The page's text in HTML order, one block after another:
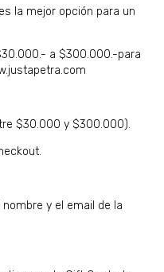
la mejor opción para un
a $300.000.-para
$30.000 y $300.000).
y el email de la